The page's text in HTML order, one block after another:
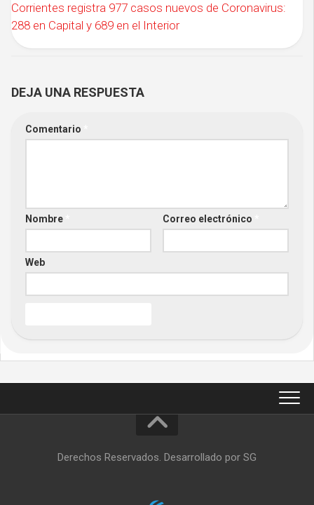
Corrientes registra 977 casos nuevos de Coronavirus:
288 en Capital y 689 en el Interior
DEJA UNA RESPUESTA
Comentario
Nombre Correo electrónico
Web
Derechos Reservados. Desarrollado por SG